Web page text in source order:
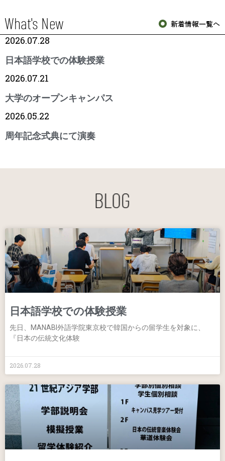
2026.07.28
日本語学校での体験授業
2026.07.21
大学のオープンキャンパス
2026.05.22
周年記念式典にて演奏
日本語学校での体験授業
先日、MANABI外語学院東京校で韓国からの留学生を対象に、
『日本の伝統文化体験
2026.07.28